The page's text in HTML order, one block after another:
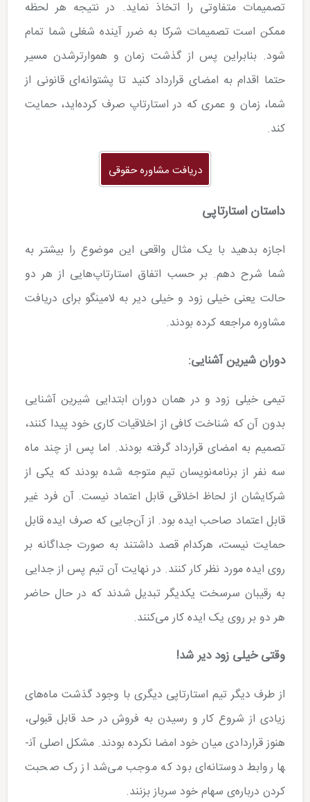
تصمیمات متفاوتی را اتخاذ نماید. در نتیجه هر لحظه
ممکن است تصمیمات شرکا به ضرر آینده شغلی شما تمام
شود. بنابراین پس از گذشت زمان و هموارترشدن مسیر
حتما اقدام به امضای قرارداد کنید تا پشتوانه­‌ای قانونی از
شما، زمان و عمری که در استارتاپ صرف کرده‌­اید، حمایت
کند.
دریافت مشاوره حقوقی
داستان استارتاپی
اجازه بدهید با یک مثال واقعی این موضوع را بیشتر به
شما شرح دهم. بر حسب اتفاق استارتاپ­‌هایی از هر دو
حالت یعنی خیلی زود و خیلی دیر به لامینگو برای دریافت
مشاوره مراجعه کرده بودند.
دوران شیرین آشنایی:
تیمی خیلی زود و در همان دوران ابتدایی شیرین آشنایی
بدون آن که شناخت کافی از اخلاقیات کاری خود پیدا کنند،
تصمیم به امضای قرارداد گرفته بودند. اما پس از چند ماه
سه نفر از برنامه­‌نویسان تیم متوجه شده بودند که یکی از
شرکایشان از لحاظ اخلاقی قابل اعتماد نیست. آن فرد غیر
قابل اعتماد صاحب ایده بود. از آن­‌جایی که صرف ایده قابل
حمایت نیست، هرکدام قصد داشتند به صورت جداگانه بر
روی ایده مورد نظر کار کنند. در نهایت آن تیم پس از جدایی
به رقیبان سرسخت یکدیگر تبدیل شدند که در حال حاضر
هر دو بر روی یک ایده کار می­‌کنند.
وقتی خیلی زود دیر شد!
از طرف دیگر تیم استارتاپی دیگری با وجود گذشت ماه­‌های
زیادی از شروع کار و رسیدن به فروش در حد قابل قبولی،
هنوز قراردادی میان خود امضا نکرده بودند. مشکل اصلی آن­
ها روابط دوستانه­‌ای بود که موجب می­‌شد از رک صحبت
کردن درباره­‌ی سهام خود سرباز بزنند.